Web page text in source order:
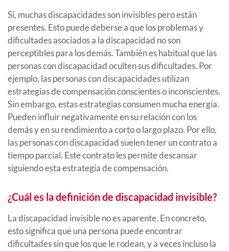
Sí, muchas discapacidades son invisibles pero están
presentes. Esto puede deberse a que los problemas y
dificultades asociados a la discapacidad no son
perceptibles para los demás. También es habitual que las
personas con discapacidad oculten sus dificultades. Por
ejemplo, las personas con discapacidades utilizan
estrategias de compensación conscientes o inconscientes.
Sin embargo, estas estrategias consumen mucha energía.
Pueden influir negativamente en su relación con los
demás y en su rendimiento a corto o largo plazo. Por ello,
las personas con discapacidad suelen tener un contrato a
tiempo parcial. Este contrato les permite descansar
siguiendo esta estrategia de compensación.
¿Cuál es la definición de discapacidad invisible?
La discapacidad invisible no es aparente. En concreto,
esto significa que una persona puede encontrar
dificultades sin que los que le rodean, y a veces incluso la